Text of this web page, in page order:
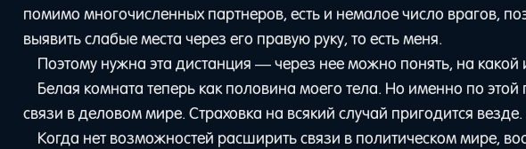
помимо многочисленных партнеров, есть и немалое число врагов,
выявить слабые места через его правую руку, то есть меня.
Поэтому нужна эта дистанция — через нее можно понять, на какой
Белая комната теперь как половина моего тела. Но именно по
связи в деловом мире. Страховка на всякий случай пригодится везде.
Когда нет возможностей расширить связи в политическом мире,